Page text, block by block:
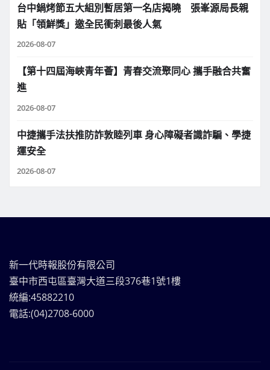
台中鍋烤節五大組別暫居第一名店揭曉 張峯源局長親
貼「領鮮獎」邀全民衝刺最後人氣
2026-08-07
【第十四屆海峽青年薈】青春交流聚同心 攜手融合共奮
進
2026-08-07
中捷攜手法扶推防詐敦睦列車 身心障礙者識詐騙、學捷
運安全
2026-08-07
新一代時報股份有限公司
臺中市西屯區臺灣大道三段376巷1號1樓
統編:45882210
電話:(04)2708-6000